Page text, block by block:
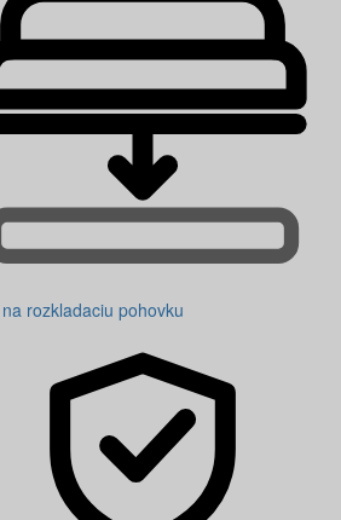
rozkladaciu pohovku